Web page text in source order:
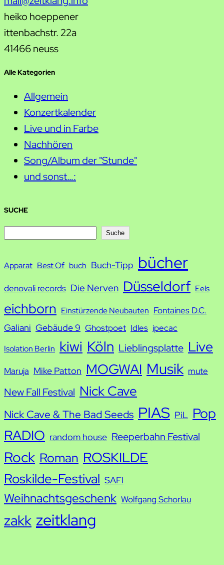
heiko hoeppener
ittenbachstr. 22a
41466 neuss
Alle Kategorien
Allgemein
Konzertkalender
Live und in Farbe
Nachhören
Song/Album der "Stunde"
und sonst…:
SUCHE
c
Suche
Apparat Best Of buch Buch-Tipp bücher
denovali records Die Nerven Düsseldorf Eels
eichborn Einstürzende Neubauten Fontaines D.C.
Galiani Gebäude 9 Ghostpoet Idles ipecac
Isolation Berlin kiwi Köln Lieblingsplatte Live
Maruja Mike Patton MOGWAI Musik mute
New Fall Festival Nick Cave
Nick Cave & The Bad Seeds PIAS PiL Pop
RADIO random house Reeperbahn Festival
Rock Roman ROSKILDE
Roskilde-Festival SAFI
Weihnachtsgeschenk Wolfgang Schorlau
zakk zeitklang